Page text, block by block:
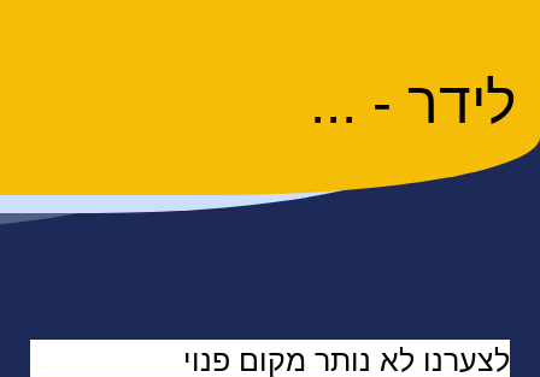
לידר - ...
לצערנו לא נותר מקום פנוי